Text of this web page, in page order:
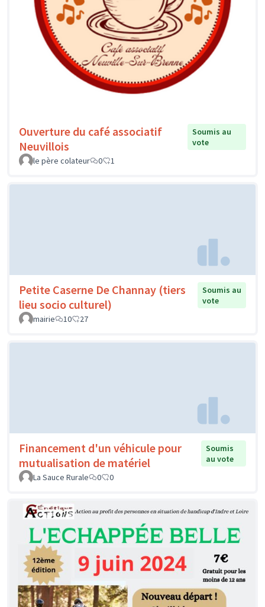
Ouverture du café associatif
Neuvillois
Soumis au
vote
le père colateur
0 1
Petite Caserne De Channay (tiers
lieu socio culturel)
Soumis au
vote
mairie
10 27
Financement d'un véhicule pour
mutualisation de matériel
Soumis
au vote
La Sauce Rurale
0 0